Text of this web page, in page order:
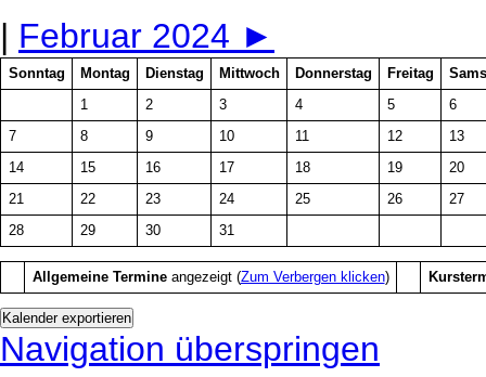
| Februar 2024 ►
Sonntag Montag Dienstag Mittwoch Donnerstag Freitag
1
2 3 4 5
6
7
8 9 10 11 12
13
14
15 16 17 18 19
20
21
22 23 24 25 26
27
28
29 30 31
Allgemeine Termineangezeigt (Zum Verbergen klicken)
Navigation überspringen